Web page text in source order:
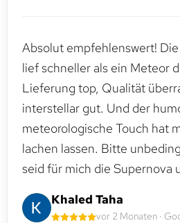
Absolut empfehlenswert!
lief schneller als ein Meteor
Lieferung top, Qualität
interstellar gut. Und der
meteorologische Touch hat
lachen lassen. Bitte
seid für mich die Supernova
Khaled Taha
vor 2 Monaten ·